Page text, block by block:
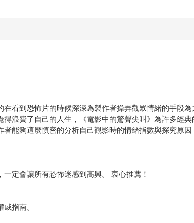
看到恐怖片的時候深深為製作者操弄觀眾情緒的手段
浪費了自己的人生，《電影中的驚聲尖叫》為許多經
能夠這麼慎密的分析自己觀影時的情緒指數與探究原
定會讓所有恐怖迷感到高興。 衷心推薦！
指南。